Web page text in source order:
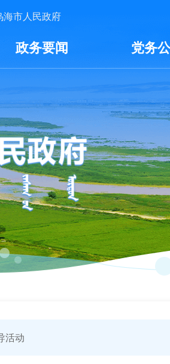
海市人民政府
政务要闻 党务
活动